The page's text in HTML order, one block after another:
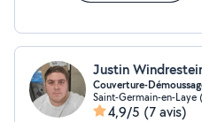
Justin
Couverture-
Saint-Germain-en-Laye
4,9/5 (7 avis)